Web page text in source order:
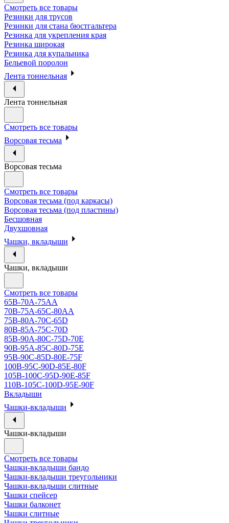
Смотреть все товары
Резинки для трусов
Резинки для стана бюстгальтера
Резинка для укрепления края
Резинка широкая
Резинка для купальника
Бельевой поролон
Лента тоннельная
Лента тоннельная
Смотреть все товары
Ворсовая тесьма
Ворсовая тесьма
Смотреть все товары
Ворсовая тесьма (под каркасы)
Ворсовая тесьма (под пластины)
Бесшовная
Двухшовная
Чашки, вкладыши
Чашки, вкладыши
Смотреть все товары
65B-70A-75АА
70В-75А-65С-80АА
75В-80А-70С-65D
80В-85А-75С-70D
85В-90А-80С-75D-70E
90B-95A-85C-80D-75E
95B-90C-85D-80E-75F
100B-95C-90D-85E-80F
105B-100C-95D-90E-85F
110B-105C-100D-95E-90F
Вкладыши
Чашки-вкладыши
Чашки-вкладыши
Смотреть все товары
Чашки-вкладыши бандо
Чашки-вкладыши треугольники
Чашки-вкладыши слитные
Чашки спейсер
Чашки балконет
Чашки слитные